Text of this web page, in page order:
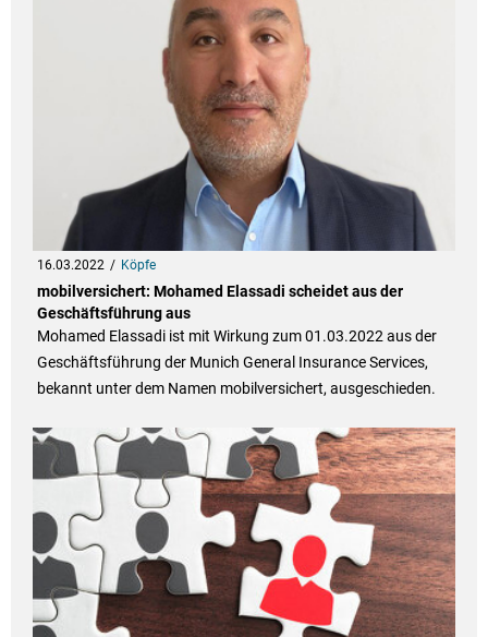
16.03.2022 Köpfe
mobilversichert: Mohamed Elassadi scheidet aus der
Geschäftsführung aus
Mohamed Elassadi ist mit Wirkung zum 01.03.2022 aus der
Geschäftsführung der Munich General Insurance Services,
bekannt unter dem Namen mobilversichert, ausgeschieden.